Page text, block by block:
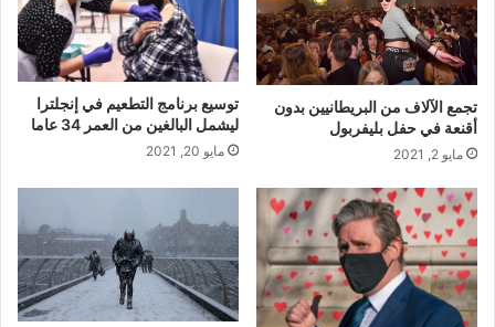
تجمع الآلاف من البريطانيين بدون
أقنعة في حفل بليفربول
مايو 2, 2021
توسيع برنامج التطعيم في إنجلترا
ليشمل البالغين من العمر 34 عاما
مايو 20, 2021